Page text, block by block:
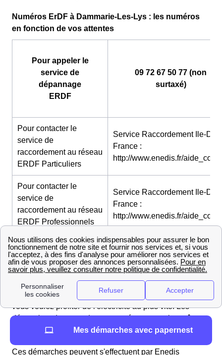
Numéros ErDF à Dammarie-Les-Lys : les numéros
en fonction de vos attentes
Pour appeler le
service de
dépannage
ERDF
09 72 67 50 77 (non
surtaxé)
Pour contacter le
service de
raccordement au réseau
ERDF Particuliers
Service Raccordement Ile-De-
France :
http://www.enedis.fr/
Pour contacter le
service de
raccordement au réseau
ERDF Professionnels
Service Raccordement Ile-De-
France :
http://www.enedis.fr/
Le raccordement à Dammarie-Les-Lys
Raccorder sa nouvelle maison à Dammarie-Les-Lys
Vous construisez votre maison de rêve et naturellement
vous voulez profiter de l'électricité au plus vite. Les
démarches de raccordement au réseau sont les mêmes
pour un logement existant et un logement neuf.
Ces démarches peuvent s'effectuent par Enedis
Mes démarches avec papernest